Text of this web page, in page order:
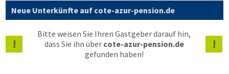
Neue Unterkünfte auf cote-azur-pension.de
!
Bitte weisen Sie Ihren Gastgeber darauf hin,
dass Sie ihn über cote-azur-pension.de
gefunden haben!
!